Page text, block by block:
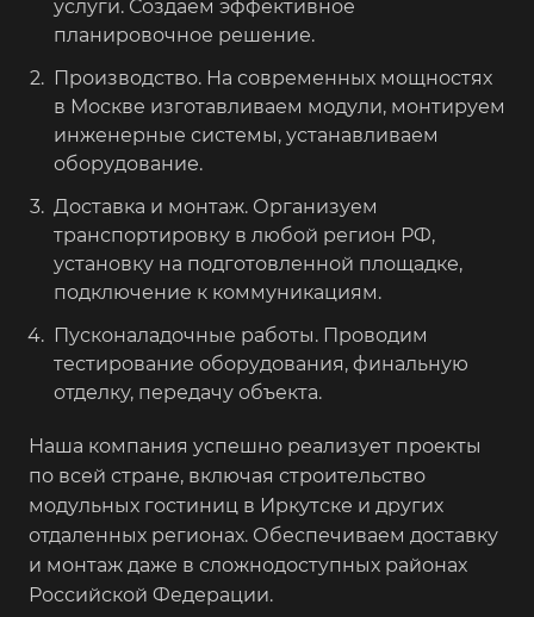
услуги. Создаем эффективное
планировочное решение.
Производство. На современных мощностях
в Москве изготавливаем модули, монтируем
инженерные системы, устанавливаем
оборудование.
Доставка и монтаж. Организуем
транспортировку в любой регион РФ,
установку на подготовленной площадке,
подключение к коммуникациям.
Пусконаладочные работы. Проводим
тестирование оборудования, финальную
отделку, передачу объекта.
Наша компания успешно реализует проекты
по всей стране, включая строительство
модульных гостиниц в Иркутске и других
отдаленных регионах. Обеспечиваем доставку
и монтаж даже в сложнодоступных районах
Российской Федерации.